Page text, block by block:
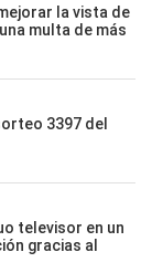
la vista de
multa de más
3397 del
televisor en un
gracias al